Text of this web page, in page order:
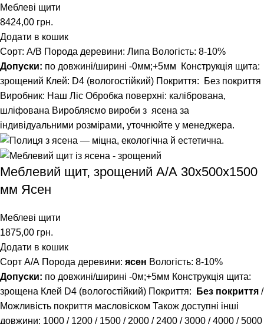
Меблеві щити
8424,00 грн.
Додати в кошик
Сорт: А/В Порода деревини: Липа Вологість: 8-10%
Допуски: по довжині/ширині -0мм;+5мм
Конструкція щита:
зрощений Клей: D4 (вологостійкий) Покриття: Без покриття
Виробник: Наш Ліс Обробка поверхні: калібрована,
шліфована Виробляємо вироби з ясена за
індивідуальними розмірами, уточнюйте у менеджера.
Меблевий щит, зрощений A/А 30х500х1500
мм Ясен
Меблеві щити
1875,00 грн.
Додати в кошик
Сорт А/А Порода деревини: ясен Вологість: 8-10%
Допуски: по довжині/ширині -0м;+5мм Конструкція щита:
зрощена Клей D4 (вологостійкий) Покриття:
Без покриття /
Можливість покриття масловіском Також доступні інші
довжини: 1000 / 1200 / 1500 / 2000 / 2400 /3000 /4000 /5000